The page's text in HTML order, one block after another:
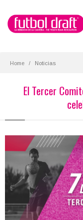
Home Noticias
El Tercer